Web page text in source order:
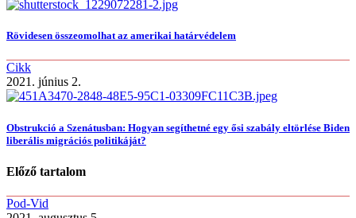
Rövidesen összeomolhat az amerikai határvédelem
Cikk
2021. június 2.
Obstrukció a Szenátusban: Hogyan segíthetné egy ősi szabály eltörlése Biden
liberális migrációs politikáját?
Előző tartalom
Pod-Vid